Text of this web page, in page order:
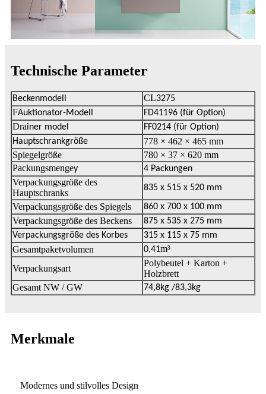
Technische Parameter
Beckenmodell CL3275
FAuktionator-Modell FD41196 (für Option)
Drainer model FF0214 (für Option)
Hauptschrankgröße
778 × 462 × 465 mm
Spiegelgröße
780 × 37 × 620 mm
Packungsmengey 4 Packungen
Verpackungsgröße des
Hauptschranks
835 x 515 x 520 mm
Verpackungsgröße des Spiegels 860 x 700 x 100 mm
Verpackungsgröße des Beckens
875 x 535 x 275 mm
Verpackungsgröße des Korbes
315 x 115 x 75 mm
Gesamtpaketvolumen 0,41m³
Verpackungsart
Polybeutel + Karton +
Holzbrett
Gesamt NW / GW
74,8kg /83,3kg
Merkmale
Modernes und stilvolles Design